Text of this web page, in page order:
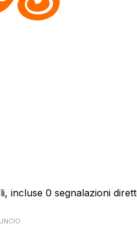
incluse 0 segnalazioni